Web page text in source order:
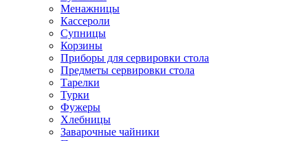
Менажницы
Кассероли
Супницы
Корзины
Приборы для сервировки стола
Предметы сервировки стола
Тарелки
Турки
Фужеры
Хлебницы
Заварочные чайники